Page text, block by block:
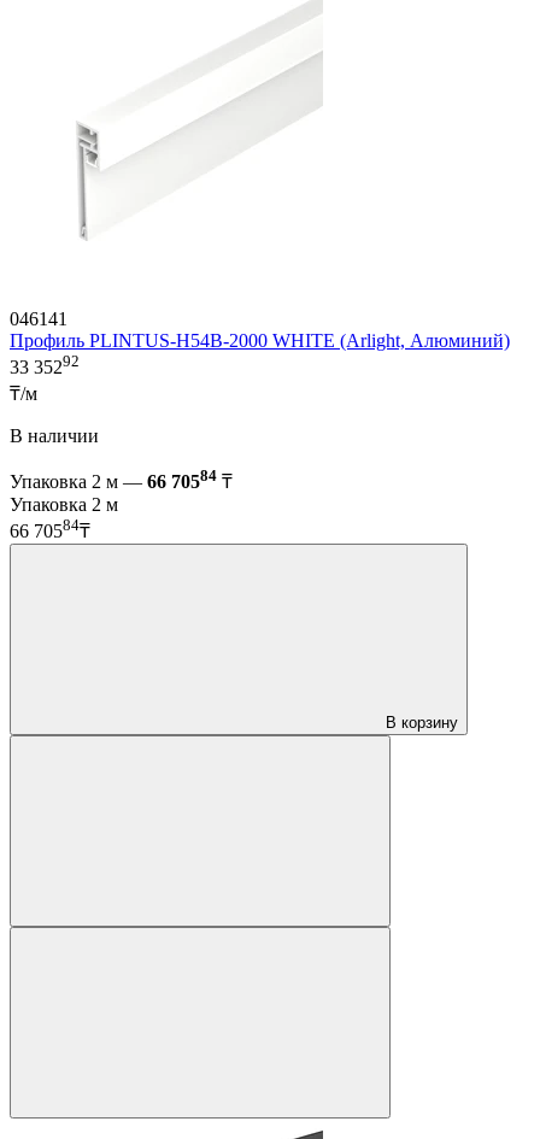
046141
Профиль PLINTUS-H54B-2000 WHITE (Arlight, Алюминий)
33 35292
₸/м
В наличии
Упаковка 2 м — 66 70584 ₸
Упаковка 2 м
66 70584₸
В корзину